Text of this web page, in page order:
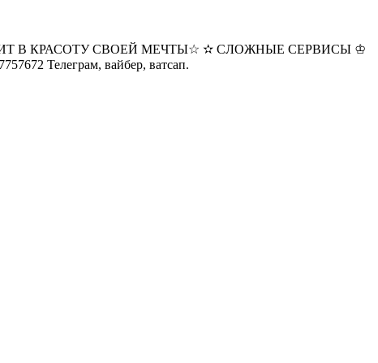
В КРАСОТУ СВОЕЙ МЕЧТЫ☆ ✫ СЛОЖНЫЕ СЕРВИСЫ ♔
вайбер, ватсап.